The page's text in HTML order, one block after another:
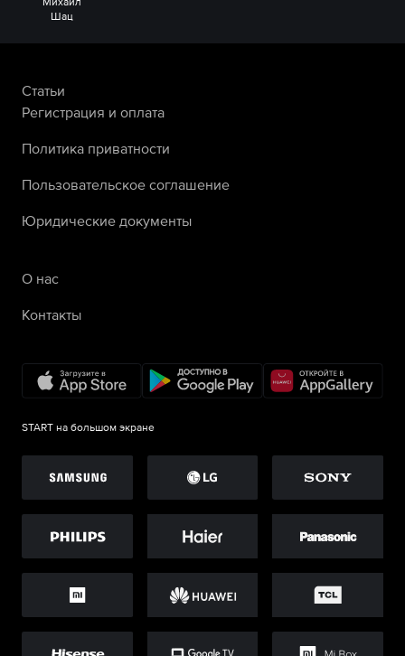
Шац
Статьи
Регистрация и оплата
Политика приватности
Пользовательское соглашение
Юридические документы
О нас
Контакты
START на большом экране